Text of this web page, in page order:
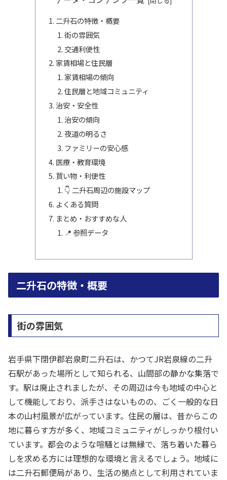
二升石の特徴・概要
街の雰囲気
交通利便性
家賃相場と住民層
家賃相場の傾向
住民層と地域コミュニティ
治安・安全性
治安の傾向
夜道の明るさ
ファミリーの安心感
医療・教育環境
買い物・利便性
👇 二升石周辺の施設マップ
よくある質問
まとめ・おすすめな人
📍 参照データ
二升石の特徴・概要
街の雰囲気
岩手県下閉伊郡岩泉町二升石は、かつてJR岩泉線の二升
石駅があった場所として知られる、山間部の静かな集落で
す。駅は廃止されましたが、その周辺は今も地域の中心と
して機能しており、派手さはないものの、ごく一般的な日
本の山村風景が広がっています。住民の層は、昔からこの
地に暮らす方が多く、地域コミュニティがしっかり根付い
ています。都会のような喧騒とは無縁で、落ち着いた暮ら
しを求める方には理想的な環境と言えるでしょう。地域に
は二升石郵便局があり、生活の拠点として利用されていま